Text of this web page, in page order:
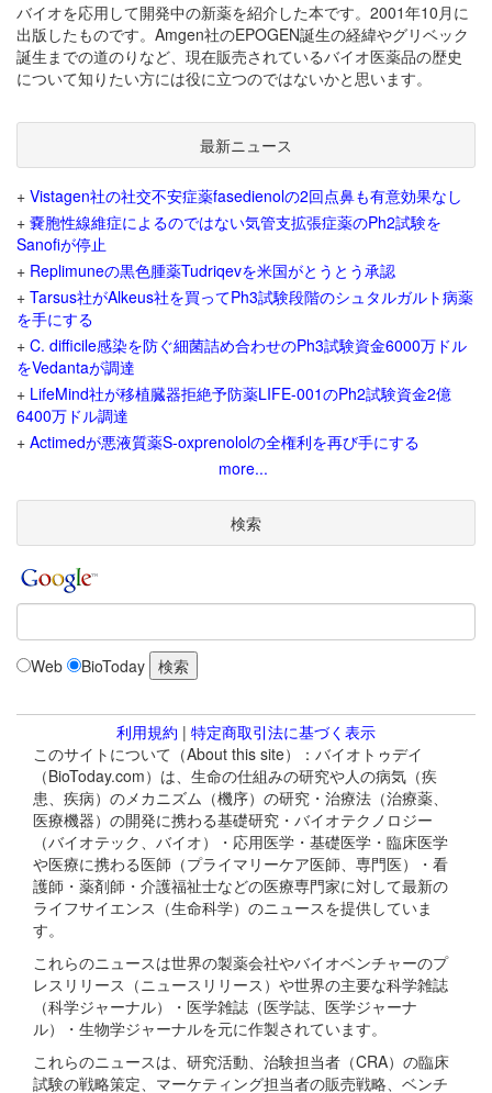
バイオを応用して開発中の新薬を紹介した本です。2001年10月に
出版したものです。Amgen社のEPOGEN誕生の経緯やグリベック
誕生までの道のりなど、現在販売されているバイオ医薬品の歴史
について知りたい方には役に立つのではないかと思います。
最新ニュース
+ Vistagen社の社交不安症薬fasedienolの2回点鼻も有意効果なし
+ 嚢胞性線維症によるのではない気管支拡張症薬のPh2試験を
Sanofiが停止
+ Replimuneの黒色腫薬Tudriqevを米国がとうとう承認
+ Tarsus社がAlkeus社を買ってPh3試験段階のシュタルガルト病薬
を手にする
+ C. difficile感染を防ぐ細菌詰め合わせのPh3試験資金6000万ドル
をVedantaが調達
+ LifeMind社が移植臓器拒絶予防薬LIFE-001のPh2試験資金2億
6400万ドル調達
+ Actimedが悪液質薬S-oxprenololの全権利を再び手にする
more...
検索
Web BioToday
利用規約 | 特定商取引法に基づく表示
このサイトについて（About this site）：バイオトゥデイ
（BioToday.com）は、生命の仕組みの研究や人の病気（疾
患、疾病）のメカニズム（機序）の研究・治療法（治療薬、
医療機器）の開発に携わる基礎研究・バイオテクノロジー
（バイオテック、バイオ）・応用医学・基礎医学・臨床医学
や医療に携わる医師（プライマリーケア医師、専門医）・看
護師・薬剤師・介護福祉士などの医療専門家に対して最新の
ライフサイエンス（生命科学）のニュースを提供していま
す。
これらのニュースは世界の製薬会社やバイオベンチャーのプ
レスリリース（ニュースリリース）や世界の主要な科学雑誌
（科学ジャーナル）・医学雑誌（医学誌、医学ジャーナ
ル）・生物学ジャーナルを元に作製されています。
これらのニュースは、研究活動、治験担当者（CRA）の臨床
試験の戦略策定、マーケティング担当者の販売戦略、ベンチ